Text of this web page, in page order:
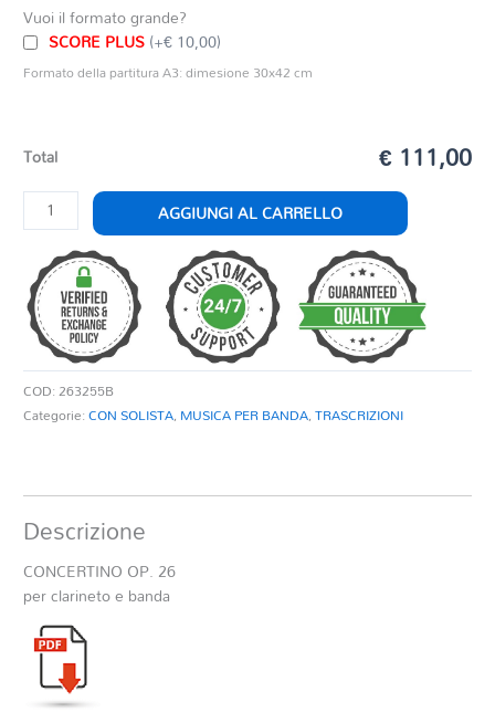
Vuoi il formato grande?
SCORE PLUS(+€ 10,00)
Formato della partitura A3: dimesione 30x42 cm
Total € 111,00
CONCERTINO
OP.
PER
CLARINETTO
E
BANDA
quantità
AGGIUNGI AL CARRELLO
COD:263255B
Categorie:CON SOLISTA, MUSICA PER BANDA,TRASCRIZIONI
Descrizione
CONCERTINO OP. 26
per clarineto e banda